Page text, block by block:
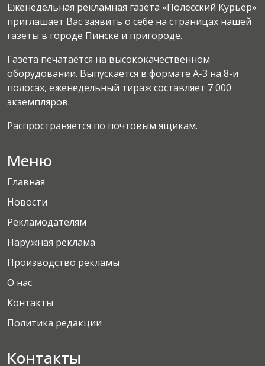
Еженедельная рекламная газета «Полесский Курьер»
приглашает Вас заявить о себе на страницах нашей
газеты в городе Пинске и пригороде.
Газета печатается на высококачественном
оборудовании. Выпускается в формате А-3 на 8-и
полосах, еженедельный тираж составляет 7 000
экземпляров.
Распространяется по почтовым ящикам.
Меню
Главная
Новости
Рекламодателям
Наружная реклама
Производство рекламы
О нас
Контакты
Политика редакции
Контакты